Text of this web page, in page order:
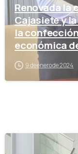
Renovada la
Cajasiete y
la
económica
9 de enero de 2024